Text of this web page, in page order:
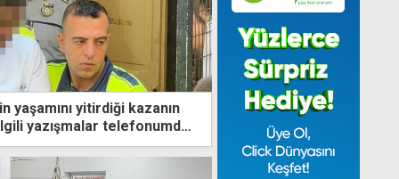
yaşamını yitirdiği kazanın
yazışmalar telefonumda,